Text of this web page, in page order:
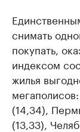
снимать
покупать,
индексом
жилья
(14,34),
(13,33),